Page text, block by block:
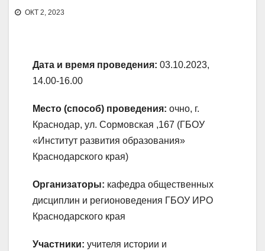
ОКТ 2, 2023
Дата и время проведения: 03.10.2023,
14.00-16.00
Место (способ) проведения: очно, г.
Краснодар, ул. Сормовская ,167 (ГБОУ
«Институт развития образования»
Краснодарского края)
Организаторы: кафедра общественных
дисциплин и регионоведения ГБОУ ИРО
Краснодарского края
Участники: учителя истории и